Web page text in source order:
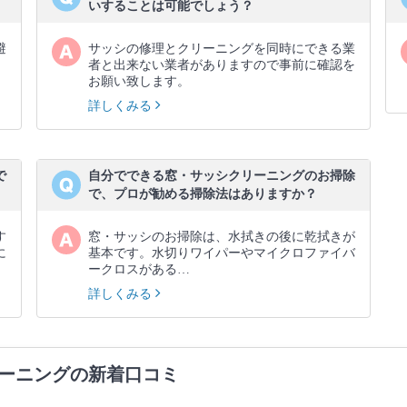
いすることは可能でしょう？
サッシの修理とクリーニングを同時にできる業
者と出来ない業者がありますので事前に確認を
お願い致します。
詳しくみる
自分でできる窓・サッシクリーニングのお掃除
で、プロが勧める掃除法はありますか？
窓・サッシのお掃除は、水拭きの後に乾拭きが
基本です。水切りワイパーやマイクロファイバ
ークロスがある…
詳しくみる
ニングの新着口コミ